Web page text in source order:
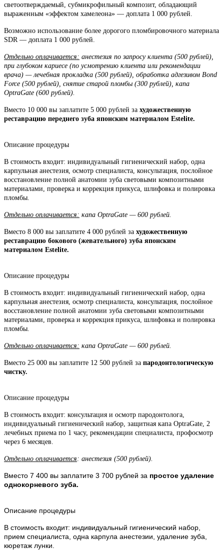
светоотверждаемый, субмикрофильный композит, обладающий
выраженным «эффектом хамелеона» — доплата 1 000 рублей.
Возможно использование более дорогого пломбировочного материала
SDR — доплата 1 000 рублей.
Отдельно оплачивается: анестезия по запросу клиента (500 рублей),
при глубоком кариесе (по усмотрению клиента или рекомендации
врача) — лечебная прокладка (500 рублей), обработка адгезивом Bond
Force (500 рублей), снятие старой пломбы (300 рублей), капа
OptraGate (600 рублей).
Вместо 10 000 вы заплатите 5 000 рублей за художественную
реставрацию переднего зуба японским материалом Estelite.
Описание процедуры
В стоимость входит: индивидуальный гигиенический набор, одна
карпульная анестезия, осмотр специалиста, консультация, послойное
восстановление полной анатомии зуба световыми композитными
материалами, проверка и коррекция прикуса, шлифовка и полировка
пломбы.
Отдельно оплачивается: капа OptraGate — 600 рублей.
Вместо 8 000 вы заплатите 4 000 рублей за художественную
реставрацию бокового (жевательного) зуба японским
материалом Estelite.
Описание процедуры
В стоимость входит: индивидуальный гигиенический набор, одна
карпульная анестезия, осмотр специалиста, консультация, послойное
восстановление полной анатомии зуба световыми композитными
материалами, проверка и коррекция прикуса, шлифовка и полировка
пломбы.
Отдельно оплачивается: капа OptraGate — 600 рублей.
Вместо 25 000 вы заплатите 12 500 рублей за пародонтологическую
чистку.
Описание процедуры
В стоимость входит: консультация и осмотр пародонтолога,
индивидуальный гигиенический набор, защитная капа OptraGate, 2
лечебных приема по 1 часу, рекомендации специалиста, профосмотр
через 6 месяцев.
Отдельно оплачивается : анестезия (500 рублей).
Вместо 7 400 вы заплатите 3 700 рублей за простое удаление
однокорневого зуба.
Описание процедуры
В стоимость входит: индивидуальный гигиенический набор,
прием специалиста, одна карпула анестезии, удаление зуба,
кюретаж лунки.